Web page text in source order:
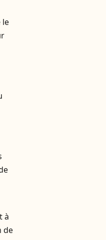
le
à
de